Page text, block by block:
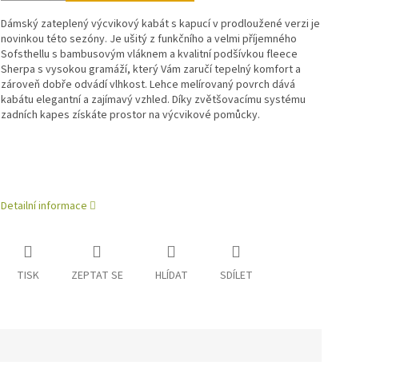
Dámský zateplený výcvikový kabát s kapucí v prodloužené verzi je
novinkou této sezóny. Je ušitý z funkčního a velmi příjemného
Sofsthellu s bambusovým vláknem a kvalitní podšívkou fleece
Sherpa s vysokou gramáží, který Vám zaručí tepelný komfort a
zároveň dobře odvádí vlhkost. Lehce melírovaný povrch dává
kabátu elegantní a zajímavý vzhled. Díky zvětšovacímu systému
zadních kapes získáte prostor na výcvikové pomůcky.
Detailní informace
TISK ZEPTAT SE HLÍDAT SDÍLET